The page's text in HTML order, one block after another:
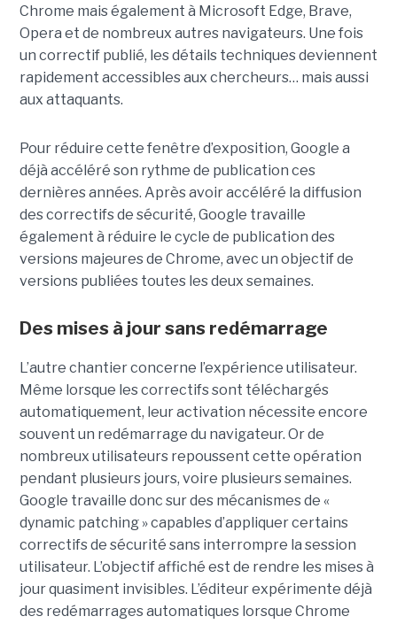
Chrome mais également à Microsoft Edge, Brave,
Opera et de nombreux autres navigateurs. Une fois
un correctif publié, les détails techniques deviennent
rapidement accessibles aux chercheurs… mais aussi
aux attaquants.
Pour réduire cette fenêtre d’exposition, Google a
déjà accéléré son rythme de publication ces
dernières années. Après avoir accéléré la diffusion
des correctifs de sécurité, Google travaille
également à réduire le cycle de publication des
versions majeures de Chrome, avec un objectif de
versions publiées toutes les deux semaines.
Des mises à jour sans redémarrage
L’autre chantier concerne l’expérience utilisateur.
Même lorsque les correctifs sont téléchargés
automatiquement, leur activation nécessite encore
souvent un redémarrage du navigateur. Or de
nombreux utilisateurs repoussent cette opération
pendant plusieurs jours, voire plusieurs semaines.
Google travaille donc sur des mécanismes de «
dynamic patching » capables d’appliquer certains
correctifs de sécurité sans interrompre la session
utilisateur. L’objectif affiché est de rendre les mises à
jour quasiment invisibles. L’éditeur expérimente déjà
des redémarrages automatiques lorsque Chrome